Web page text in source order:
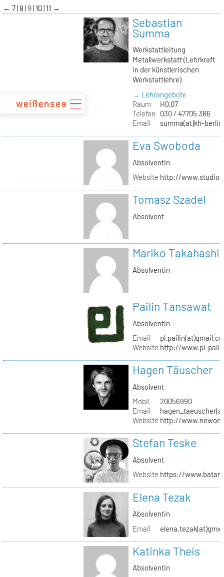
zum
Inhalt
← 7 8 9 10 11 →
Sebastian
Summa
Werkstattleitung
Metallwerkstatt (Lehrkraft
in der künstlerischen
Werkstattlehre)
→ Lehrangebote
Raum
H0.07
Telefon
030 / 47705 386
Email
summa(at)kh-
Eva Swoboda
Absolventin
Website http://
Tomasz Szadel
Absolvent
Mariko Takahashi
Absolventin
Pailin Tansawat
Absolventin
Email
Website http://www.pl-
Hagen Täuscher
Absolvent
Mobil
20056990
Email
Website http://
Stefan Teske
Absolvent
Website https://
Elena Tezak
Absolventin
Email
Katinka Theis
Absolventin